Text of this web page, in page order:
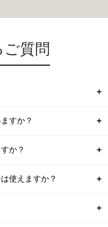
質問
＋
すか？ ＋
か？ ＋
使えますか？ ＋
＋